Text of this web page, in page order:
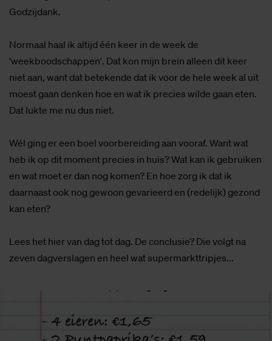
Godzijdank.
Normaal haal ik altijd één keer in de week de
'weekboodschappen'. Dat kon mijn brein alleen dit keer
niet aan, want dat betekende dat ik voor de hele week al uit
moest gaan denken hoe en wat ik precies wilde gaan eten.
Dat lukte me nu dus niet.
Wél ging er een boel voorbereiding aan vooraf. Want wat
heb ik op dit moment precies in huis? Wat kan ik gebruiken
en wat moet er dan nog komen? En hoe zorg ik dat ik
daarnaast ook nog gewoon gevarieerd en (redelijk) gezond
kan eten?
Lees het hier van dag tot dag. De conclusie? Die volgt na
zeven dagverslagen en heel wat supermarkttripjes...